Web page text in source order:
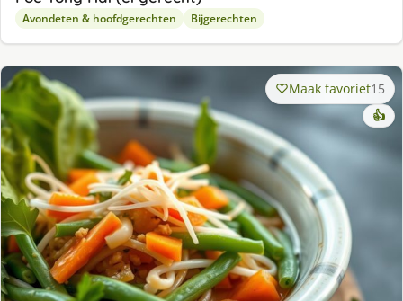
Avondeten & hoofdgerechten Bijgerechten
Maak favoriet15
👍